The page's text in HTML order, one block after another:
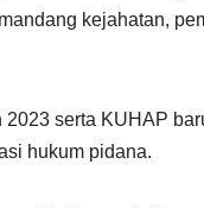
kejahatan,
serta KUHAP
hukum pidana.